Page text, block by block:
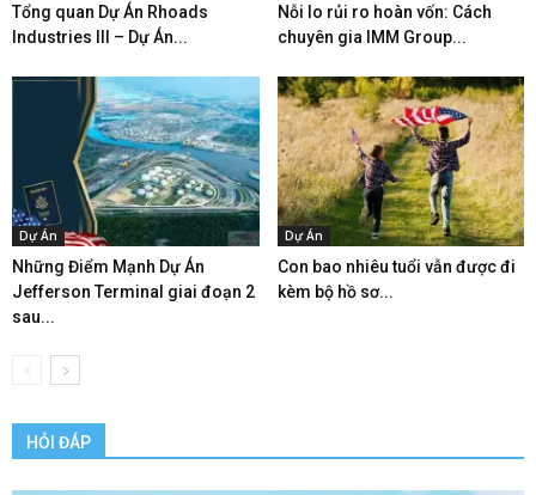
Tổng quan Dự Án Rhoads
Industries III – Dự Án...
Nỗi lo rủi ro hoàn vốn: Cách
chuyên gia IMM Group...
Dự Án
Những Điểm Mạnh Dự Án
Jefferson Terminal giai đoạn 2
sau...
Dự Án
Con bao nhiêu tuổi vẫn được đi
kèm bộ hồ sơ...
HỎI ĐÁP